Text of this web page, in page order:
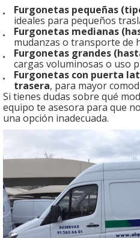
Furgonetas pequeñas
ideales para pequeños
Furgonetas medianas
mudanzas o transporte de
Furgonetas grandes
cargas voluminosas o uso
Furgonetas con puerta
trasera, para mayor
Si tienes dudas sobre qué
equipo te asesora para que
una opción inadecuada.